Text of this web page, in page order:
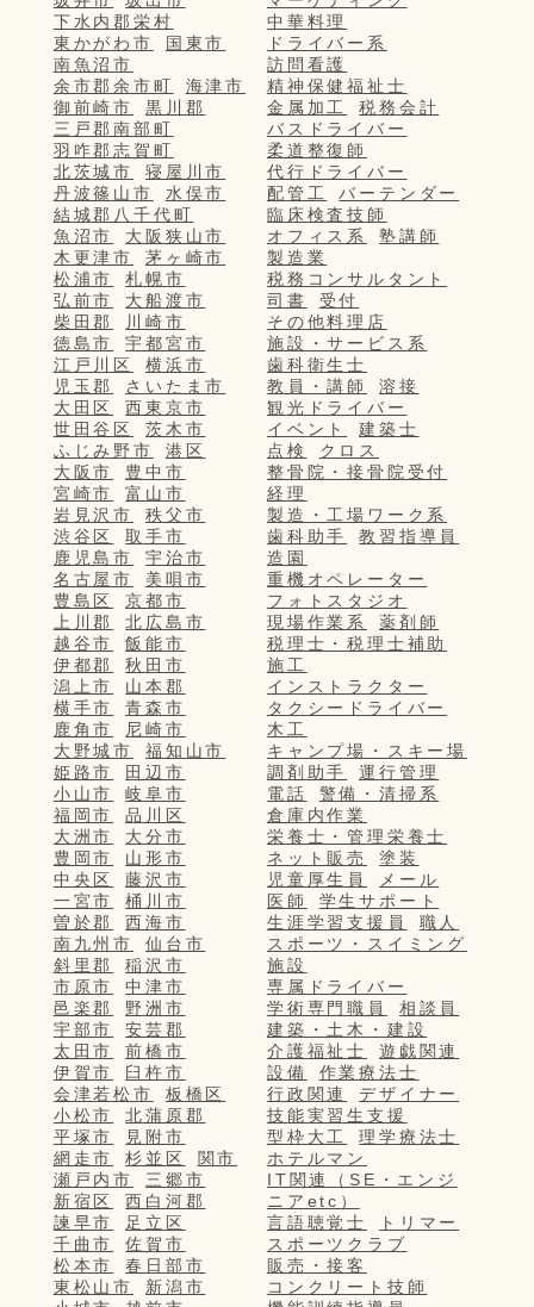
下水内郡栄村
東かがわ市
国東市
南魚沼市
余市郡余市町
海津市
御前崎市
黒川郡
三戸郡南部町
羽咋郡志賀町
北茨城市
寝屋川市
丹波篠山市
水俣市
結城郡八千代町
魚沼市
大阪狭山市
木更津市
茅ヶ崎市
松浦市
札幌市
弘前市
大船渡市
柴田郡
川崎市
徳島市
宇都宮市
江戸川区
横浜市
児玉郡
さいたま市
大田区
西東京市
世田谷区
茨木市
ふじみ野市
港区
大阪市
豊中市
宮崎市
富山市
岩見沢市
秩父市
渋谷区
取手市
鹿児島市
宇治市
名古屋市
美唄市
豊島区
京都市
上川郡
北広島市
越谷市
飯能市
伊都郡
秋田市
潟上市
山本郡
横手市
青森市
鹿角市
尼崎市
大野城市
福知山市
姫路市
田辺市
小山市
岐阜市
福岡市
品川区
大洲市
大分市
豊岡市
山形市
中央区
藤沢市
一宮市
桶川市
曽於郡
西海市
南九州市
仙台市
斜里郡
稲沢市
市原市
中津市
邑楽郡
野洲市
宇部市
安芸郡
太田市
前橋市
伊賀市
臼杵市
会津若松市
板橋区
小松市
北蒲原郡
平塚市
見附市
網走市
杉並区
関市
瀬戸内市
三郷市
新宿区
西白河郡
諫早市
足立区
千曲市
佐賀市
松本市
春日部市
東松山市
新潟市
中華料理
ドライバー系
訪問看護
精神保健福祉士
金属加工
税務会計
バスドライバー
柔道整復師
代行ドライバー
配管工
バーテンダー
臨床検査技師
オフィス系
塾講師
製造業
税務コンサルタント
司書
受付
その他料理店
施設・サービス系
歯科衛生士
教員・講師
溶接
観光ドライバー
イベント
建築士
点検
クロス
整骨院・接骨院受付
経理
製造・工場ワーク系
歯科助手
教習指導員
造園
重機オペレーター
フォトスタジオ
現場作業系
薬剤師
税理士・税理士補助
施工
インストラクター
タクシードライバー
木工
キャンプ場・スキー場
調剤助手
運行管理
電話
警備・清掃系
倉庫内作業
栄養士・管理栄養士
ネット販売
塗装
児童厚生員
メール
医師
学生サポート
生涯学習支援員
職人
スポーツ・スイミング
施設
専属ドライバー
学術専門職員
相談員
建築・土木・建設
介護福祉士
遊戯関連
設備
作業療法士
行政関連
デザイナー
技能実習生支援
型枠大工
理学療法士
ホテルマン
IT関連（SE・エンジ
ニアetc）
言語聴覚士
トリマー
スポーツクラブ
販売・接客
コンクリート技師